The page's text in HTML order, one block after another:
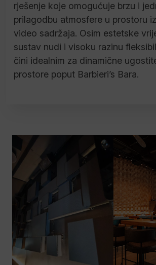
rješenje koje omogućuje brzu i
prilagodbu atmosfere u prostoru
video sadržaja. Osim estetske
sustav nudi i visoku razinu
čini idealnim za dinamične
prostore poput Barbieri’s Bara.